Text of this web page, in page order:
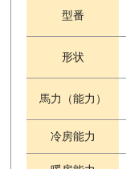
型番
形状
馬力（能力）
冷房能力